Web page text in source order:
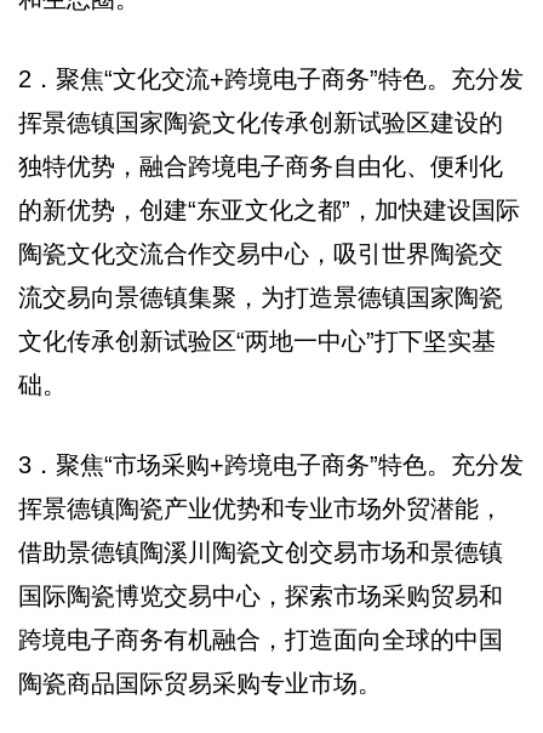
2．聚焦“文化交流+跨境电子商务”特色。充分发
挥景德镇国家陶瓷文化传承创新试验区建设的
独特优势，融合跨境电子商务自由化、便利化
的新优势，创建“东亚文化之都”，加快建设国际
陶瓷文化交流合作交易中心，吸引世界陶瓷交
流交易向景德镇集聚，为打造景德镇国家陶瓷
文化传承创新试验区“两地一中心”打下坚实基
础。
3．聚焦“市场采购+跨境电子商务”特色。充分发
挥景德镇陶瓷产业优势和专业市场外贸潜能，
借助景德镇陶溪川陶瓷文创交易市场和景德镇
国际陶瓷博览交易中心，探索市场采购贸易和
跨境电子商务有机融合，打造面向全球的中国
陶瓷商品国际贸易采购专业市场。